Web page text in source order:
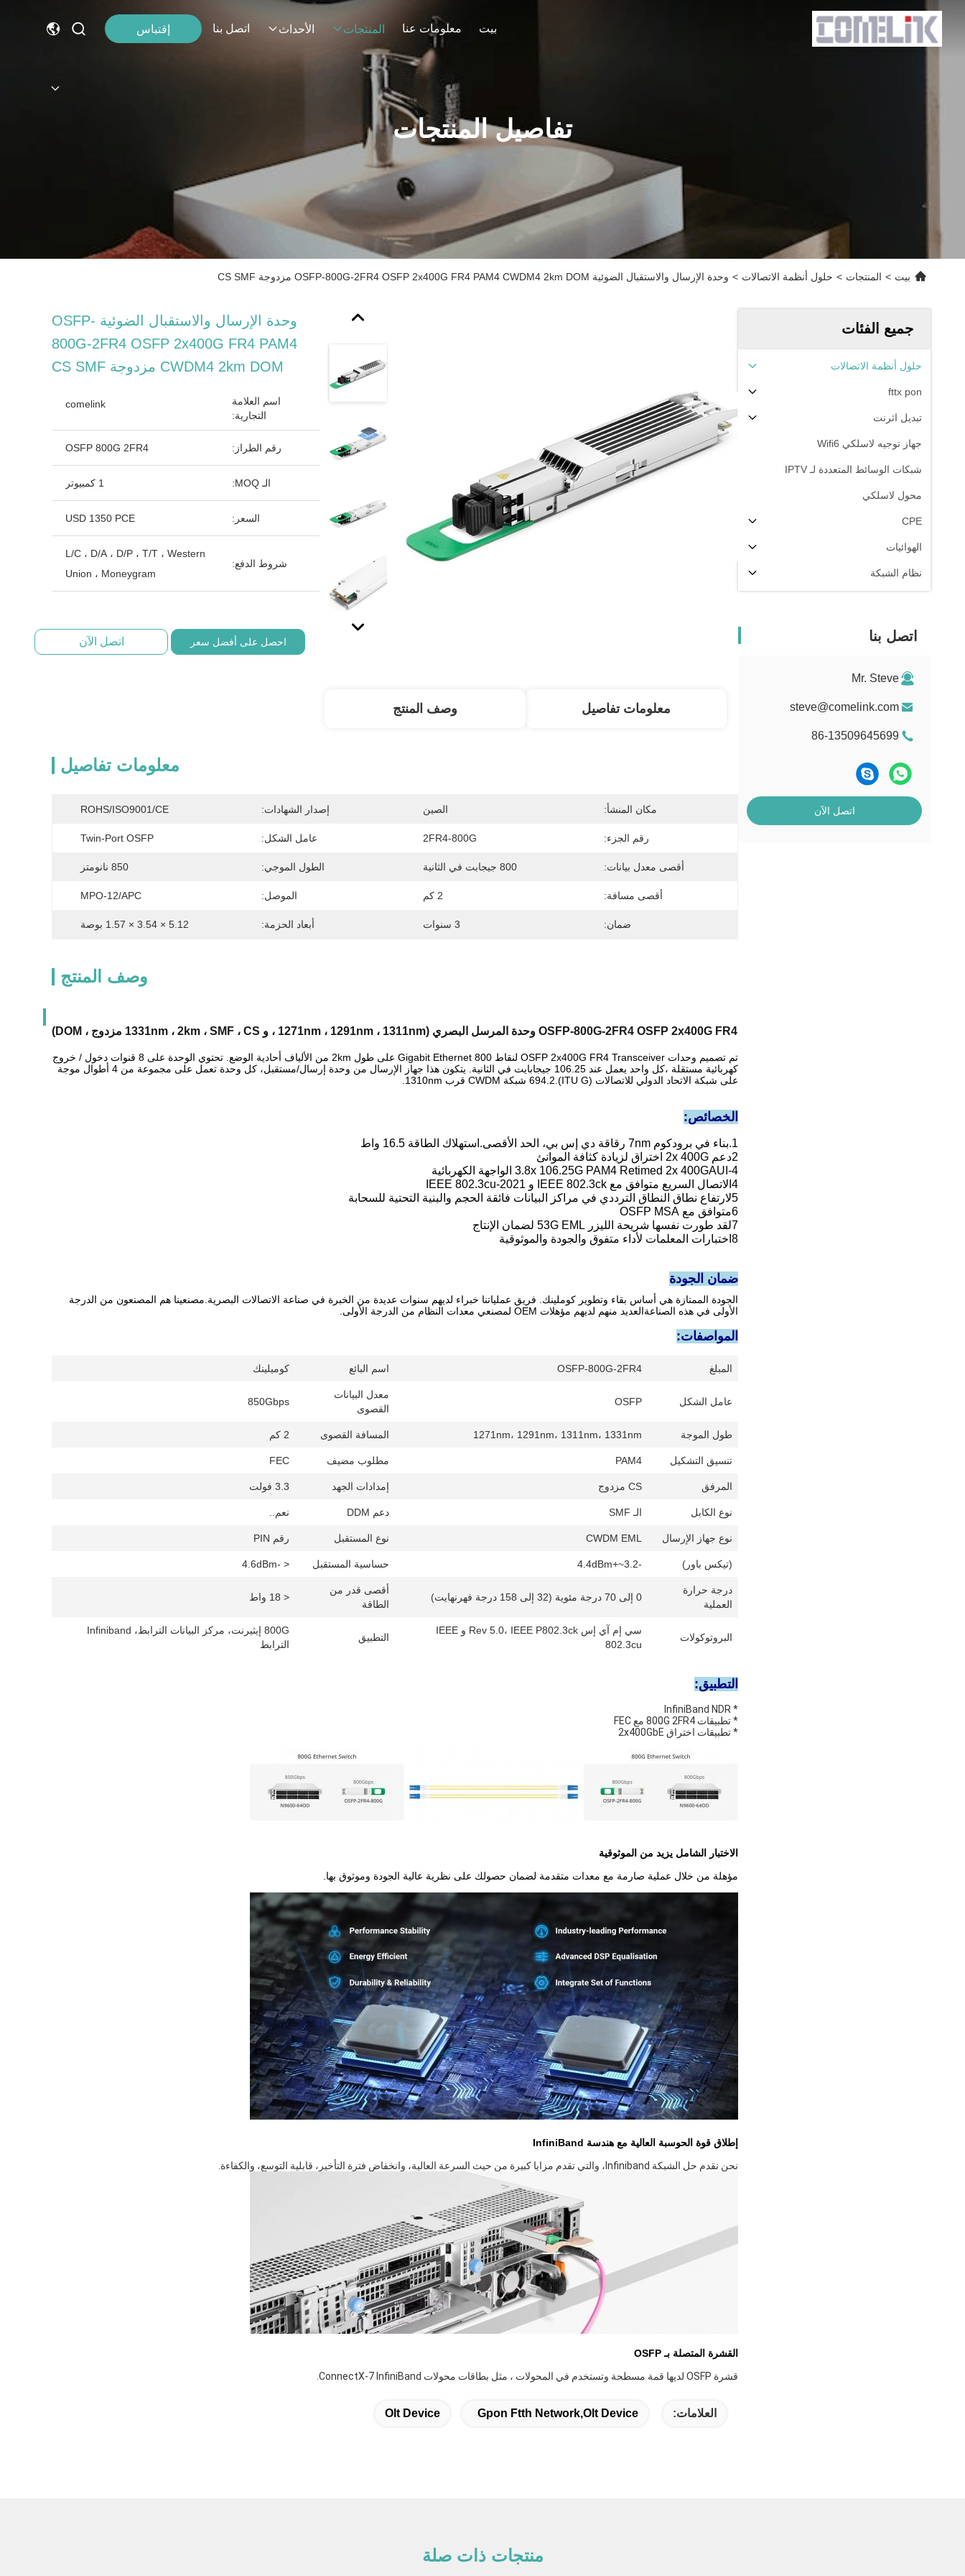
بيت معلومات عنا المنتجات الأحداث اتصل بنا إقتباس
تفاصيل المنتجات
بيت > المنتجات > حلول أنظمة الاتصالات > وحدة الإرسال والاستقبال الضوئية OSFP-800G-2FR4 OSFP 2x400G FR4 PAM4 CWDM4 2km DOM مزدوجة CS SMF
جميع الفئات
حلول أنظمة الاتصالات
fttx pon
تبديل اثرنت
جهاز توجيه لاسلكي Wifi6
شبكات الوسائط المتعددة لـ IPTV
محول لاسلكي
CPE
الهوائيات
نظام الشبكة
اتصل بنا
Mr. Steve
steve@comelink.com
86-13509645699
اتصل الآن
وحدة الإرسال والاستقبال الضوئية OSFP-
800G-2FR4 OSFP 2x400G FR4 PAM4
CWDM4 2km DOM مزدوجة CS SMF
اسم العلامة
التجارية:
comelink
رقم الطراز: OSFP 800G 2FR4
الـ MOQ: 1 كمبيوتر
السعر: USD 1350 PCE
شروط الدفع:
L/C ، D/A ، D/P ، T/T ، Western
Union ، Moneygram
احصل على أفضل سعر اتصل الآن
معلومات تفاصيل وصف المنتج
معلومات تفاصيل
مكان المنشأ: الصين إصدار الشهادات: ROHS/ISO9001/CE
رقم الجزء: 2FR4-800G عامل الشكل: Twin-Port OSFP
أقصى معدل بيانات: 800 جيجابت في الثانية الطول الموجي: 850 نانومتر
أقصى مسافة: 2 كم الموصل: MPO-12/APC
ضمان: 3 سنوات أبعاد الحزمة: 5.12 × 3.54 × 1.57 بوصة
وصف المنتج
OSFP-800G-2FR4 OSFP 2x400G FR4 وحدة المرسل البصري (1271nm ، 1291nm ، 1311nm ، و 1331nm ، 2km ، SMF ، CS مزدوج ، DOM)
تم تصميم وحدات OSFP 2x400G FR4 Transceiver لنقاط 800 Gigabit Ethernet على طول 2km من الألياف أحادية الوضع. تحتوي الوحدة على 8 قنوات دخول / خروج
كهربائية مستقلة ،كل واحد يعمل عند 106.25 جيجابايت في الثانية. يتكون هذا جهاز الإرسال من وحدة إرسال/مستقبل، كل وحدة تعمل على مجموعة من 4 أطوال موجة
على شبكة الاتحاد الدولي للاتصالات (ITU G).694.2 شبكة CWDM قرب 1310nm.
الخصائص:
1.بناء في برودكوم 7nm رقاقة دي إس بي، الحد الأقصى.استهلاك الطاقة 16.5 واط
2دعم 2x 400G اختراق لزيادة كثافة الموانئ
3.8x 106.25G PAM4 Retimed 2x 400GAUI-4 الواجهة الكهربائية
4الاتصال السريع متوافق مع IEEE 802.3ck و IEEE 802.3cu-2021
5لارتفاع نطاق النطاق الترددي في مراكز البيانات فائقة الحجم والبنية التحتية للسحابة
6متوافق مع OSFP MSA
7لقد طورت نفسها شريحة الليزر 53G EML لضمان الإنتاج
8اختبارات المعلمات لأداء متفوق والجودة والموثوقية
ضمان الجودة
الجودة الممتازة هي أساس بقاء وتطوير كوملينك. فريق عملياتنا خبراء لديهم سنوات عديدة من الخبرة في صناعة الاتصالات البصرية.مصنعينا هم المصنعون من الدرجة
الأولى في هذه الصناعةالعديد منهم لديهم مؤهلات OEM لمصنعي معدات النظام من الدرجة الأولى.
المواصفات:
المبلغ OSFP-800G-2FR4 اسم البائع كوميلينك
عامل الشكل OSFP
معدل البيانات
القصوى
850Gbps
طول الموجة 1271nm، 1291nm، 1311nm، 1331nm المسافة القصوى 2 كم
تنسيق التشكيل PAM4 مطلوب مضيف FEC
المرفق CS مزدوج إمدادات الجهد 3.3 فولت
نوع الكابل الـ SMF دعم DDM نعم..
نوع جهاز الإرسال CWDM EML نوع المستقبل رقم PIN
(تيكس باور) -3.2~+4.4dBm حساسية المستقبل < -4.6dBm
درجة حرارة
العملية
0 إلى 70 درجة مئوية (32 إلى 158 درجة فهرنهايت)
أقصى قدر من
الطاقة
< 18 واط
البروتوكولات
سي إم آي إس Rev 5.0، IEEE P802.3ck و IEEE
802.3cu
التطبيق
800G إيثيرنت، مركز البيانات الترابط، Infiniband
الترابط
التطبيق:
* InfiniBand NDR
* تطبيقات 800G 2FR4 مع FEC
* تطبيقات اختراق 2x400GbE
الاختبار الشامل يزيد من الموثوقية
مؤهلة من خلال عملية صارمة مع معدات متقدمة لضمان حصولك على نظرية عالية الجودة وموثوق بها.
إطلاق قوة الحوسبة العالية مع هندسة InfiniBand
نحن نقدم حل الشبكة Infiniband، والتي تقدم مزايا كبيرة من حيث السرعة العالية، وانخفاض فترة التأخير، قابلية التوسع، والكفاءة.
القشرة المتصلة بـ OSFP
قشرة OSFP لديها قمة مسطحة وتستخدم في المحولات ، مثل بطاقات محولات ConnectX-7 InfiniBand.
العلامات: Gpon Ftth Network,olt Device
Olt Device
منتجات ذات صلة